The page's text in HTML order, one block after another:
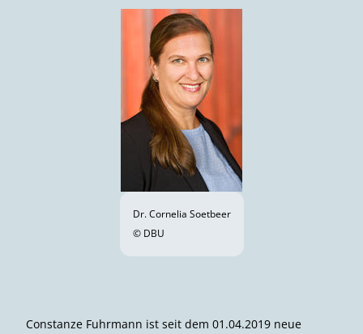
Dr. Cornelia Soetbeer
© DBU
Constanze Fuhrmann ist seit dem 01.04.2019 neue